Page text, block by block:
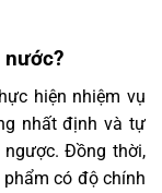
nước?
hiện nhiệm vụ
nhất định và tự
Đồng thời,
có độ chính